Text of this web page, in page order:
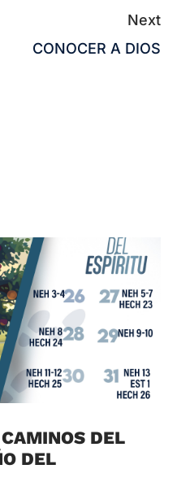
Next
CONOCER A DIOS
DEL
DEL